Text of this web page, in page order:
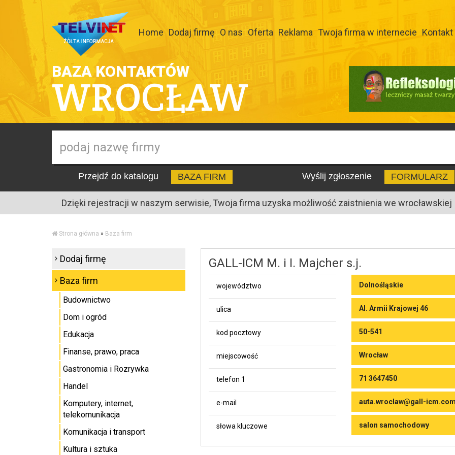
Home Dodaj firmę O nas Oferta Reklama Twoja firma w internecie Kontakt
BAZA KONTAKTÓW
WROCŁAW
Przejdź do katalogu BAZA FIRM Wyślij zgłoszenie FORMULARZ
Dzięki rejestracji w naszym serwisie, Twoja firma uzyska możliwość zaistnienia we wrocławskiej
Strona główna » Baza firm
GALL-ICM M. i I. Majcher s.j.
województwo Dolnośląskie
ulica Al. Armii Krajowej 46
kod pocztowy 50-541
miejscowość Wrocław
telefon 1 71 3647450
e-mail auta.wroclaw@gall-
słowa kluczowe salon samochodowy
Dodaj firmę
Baza firm
Budownictwo
Dom i ogród
Edukacja
Finanse, prawo, praca
Gastronomia i Rozrywka
Handel
Komputery, internet,
telekomunikacja
Komunikacja i transport
Kultura i sztuka